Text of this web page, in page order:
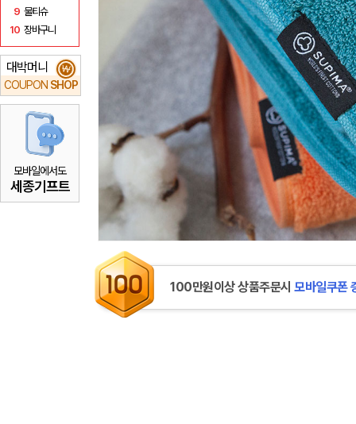
9 물티슈
10 장바구니
대박머니
COUPON SHOP
₩
모바일에서도
세종기프트
100만원이상 상품주문시 모바일쿠폰